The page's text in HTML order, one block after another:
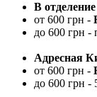
В
от 600 грн -
до 600 грн
Адресная
от 600 грн -
до 600 грн -